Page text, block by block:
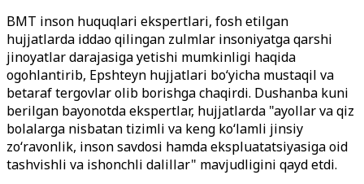
BMT inson huquqlari ekspertlari, fosh etilgan
hujjatlarda iddao qilingan zulmlar insoniyatga qarshi
jinoyatlar darajasiga yetishi mumkinligi haqida
ogohlantirib, Epshteyn hujjatlari bo‘yicha mustaqil va
betaraf tergovlar olib borishga chaqirdi. Dushanba kuni
berilgan bayonotda ekspertlar, hujjatlarda "ayollar va qiz
bolalarga nisbatan tizimli va keng ko‘lamli jinsiy
zo‘ravonlik, inson savdosi hamda ekspluatatsiyasiga oid
tashvishli va ishonchli dalillar" mavjudligini qayd etdi.